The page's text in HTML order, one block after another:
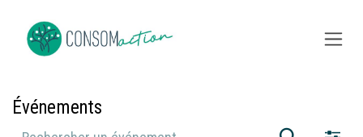
Événements